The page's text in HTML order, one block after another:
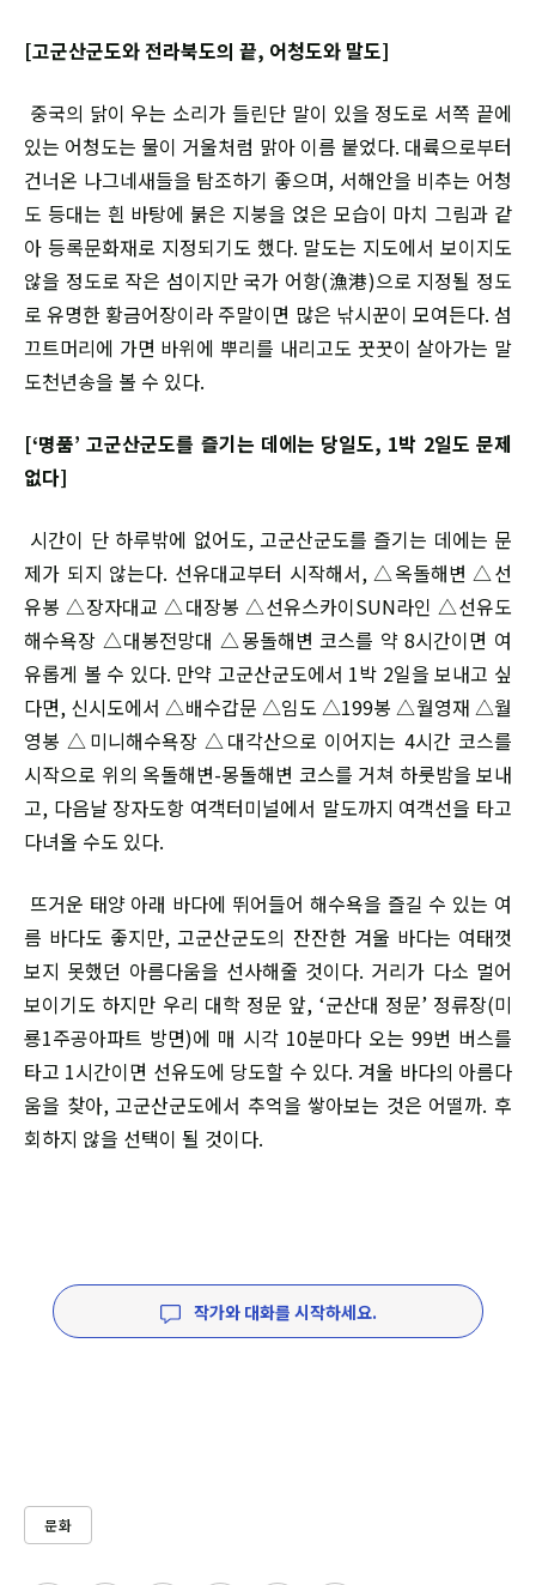
[고군산군도와 전라북도의 끝, 어청도와 말도]
중국의 닭이 우는 소리가 들린단 말이 있을 정도로 서쪽 끝에
있는 어청도는 물이 거울처럼 맑아 이름 붙었다. 대륙으로부터
건너온 나그네새들을 탐조하기 좋으며, 서해안을 비추는 어청
도 등대는 흰 바탕에 붉은 지붕을 얹은 모습이 마치 그림과 같
아 등록문화재로 지정되기도 했다. 말도는 지도에서 보이지도
않을 정도로 작은 섬이지만 국가 어항(漁港)으로 지정될 정도
로 유명한 황금어장이라 주말이면 많은 낚시꾼이 모여든다. 섬
끄트머리에 가면 바위에 뿌리를 내리고도 꿋꿋이 살아가는 말
도천년송을 볼 수 있다.
[‘명품’ 고군산군도를 즐기는 데에는 당일도, 1박 2일도 문제
없다]
시간이 단 하루밖에 없어도, 고군산군도를 즐기는 데에는 문
제가 되지 않는다. 선유대교부터 시작해서, △옥돌해변 △선
유봉 △장자대교 △대장봉 △선유스카이SUN라인 △선유도
해수욕장 △대봉전망대 △몽돌해변 코스를 약 8시간이면 여
유롭게 볼 수 있다. 만약 고군산군도에서 1박 2일을 보내고 싶
다면, 신시도에서 △배수갑문 △임도 △199봉 △월영재 △월
영봉 △미니해수욕장 △대각산으로 이어지는 4시간 코스를
시작으로 위의 옥돌해변-몽돌해변 코스를 거쳐 하룻밤을 보내
고, 다음날 장자도항 여객터미널에서 말도까지 여객선을 타고
다녀올 수도 있다.
뜨거운 태양 아래 바다에 뛰어들어 해수욕을 즐길 수 있는 여
름 바다도 좋지만, 고군산군도의 잔잔한 겨울 바다는 여태껏
보지 못했던 아름다움을 선사해줄 것이다. 거리가 다소 멀어
보이기도 하지만 우리 대학 정문 앞, ‘군산대 정문’ 정류장(미
룡1주공아파트 방면)에 매 시각 10분마다 오는 99번 버스를
타고 1시간이면 선유도에 당도할 수 있다. 겨울 바다의 아름다
움을 찾아, 고군산군도에서 추억을 쌓아보는 것은 어떨까. 후
회하지 않을 선택이 될 것이다.
작가와 대화를 시작하세요.
문화